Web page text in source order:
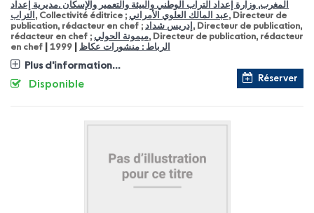
المغرب, وزارة إعداد التراب الوطني والبيئة والتعمير والإسكان .مديرية إعداد
التراب , Collectivité éditrice ; عبد المالك العلوي الأمراني, Directeur de
publication, rédacteur en chef ; إدريس شداد , Directeur de publication,
rédacteur en chef ; ميمونة الحولي, Directeur de publication, rédacteur
en chef
الرباط : منشورات عكاظ 1999
Plus d'information...
Réserver
Disponible